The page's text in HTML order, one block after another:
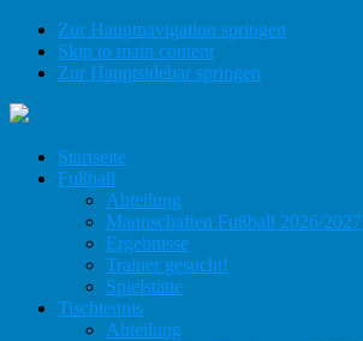
Zur Hauptnavigation springen
Skip to main content
Zur Hauptsidebar springen
Startseite
Fußball
Abteilung
Mannschaften Fußball 2026/2027
Ergebnisse
Trainer gesucht!
Spielstätte
Tischtennis
Abteilung